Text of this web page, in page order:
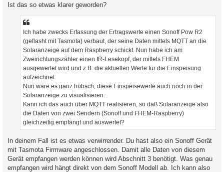
Ist das so etwas klarer geworden?
Ich habe zwecks Erfassung der Ertragswerte einen Sonoff Pow R2
(geflasht mit Tasmota) verbaut, der seine Daten mittels MQTT an die
Solaranzeige auf dem Raspberry schickt. Nun habe ich am
Zweirichtungszähler einen IR-Lesekopf, der mittels FHEM
ausgewertet wird und z.B. die aktuellen Werte für die Einspeisung
aufzeichnet.
Nun wäre es ganz hübsch, diese Einspeisewerte auch noch in der
Solaranzeige zu visualisieren.
Kann ich das auch über MQTT realisieren, so daß Solaranzeige also
die Daten von zwei Sendern (Sonoff und FHEM-Raspberry)
gleichzeitig empfängt und auswertet?
In deinem Fall ist es etwas verwirrender. Du hast also ein Sonoff Gerät
mit Tasmota Firmware angeschlossen. Damit alle Daten von diesem
Gerät empfangen werden können wird Abschnitt 3 benötigt. Was genau
empfangen wird hängt direkt von dem Sonoff Modell ab. Ich kann also